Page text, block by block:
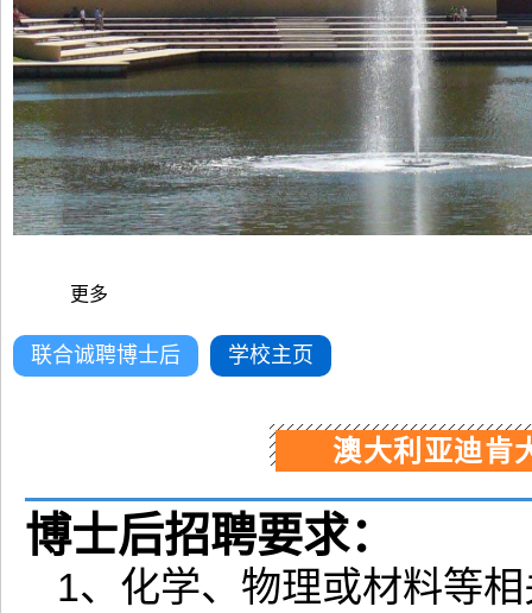
更多
联合诚聘博士后 学校主页
澳大利亚迪肯
博士后招聘要求：
1、化学、物理或材料等